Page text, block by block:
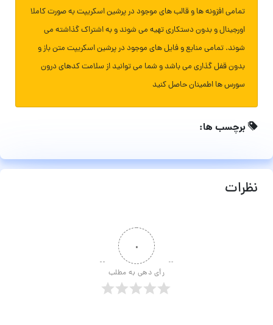
تمامی افزونه ها و قالب های موجود در پرشین اسکریپت به صورت کاملا
اورجینال و بدون دستکاری تهیه می شوند و به اشتراک گذاشته می
شوند. تمامی منابع و فایل های موجود در پرشین اسکریپت متن باز و
بدون قفل گذاری می باشد و شما می توانید از سلامت کدهای درون
سورس ها اطمینان حاصل کنید
برچسب ها:
نظرات
۰
رأی دهی به مطلب